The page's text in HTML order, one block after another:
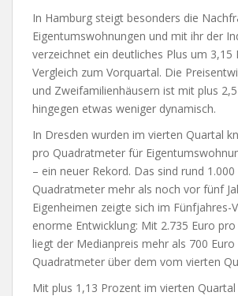
In Hamburg steigt besonders die
Eigentumswohnungen und mit ihr der
verzeichnet ein deutliches Plus um 3,15
Vergleich zum Vorquartal. Die
und Zweifamilienhäusern ist mit plus
hingegen etwas weniger dynamisch.
In Dresden wurden im vierten Quartal
pro Quadratmeter für
– ein neuer Rekord. Das sind rund
Quadratmeter mehr als noch vor fünf
Eigenheimen zeigte sich im Fünfjahres-
enorme Entwicklung: Mit 2.735 Euro
liegt der Medianpreis mehr als 700 Euro
Quadratmeter über dem vom vierten
Mit plus 1,13 Prozent im vierten